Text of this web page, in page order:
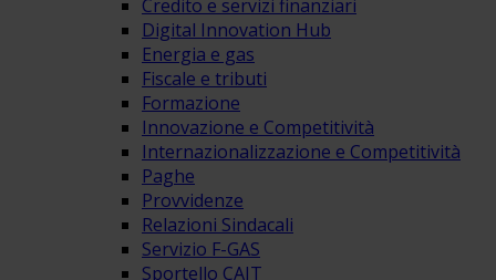
Credito e servizi finanziari
Digital Innovation Hub
Energia e gas
Fiscale e tributi
Formazione
Innovazione e Competitività
Internazionalizzazione e Competitività
Paghe
Provvidenze
Relazioni Sindacali
Servizio F-GAS
Sportello CAIT